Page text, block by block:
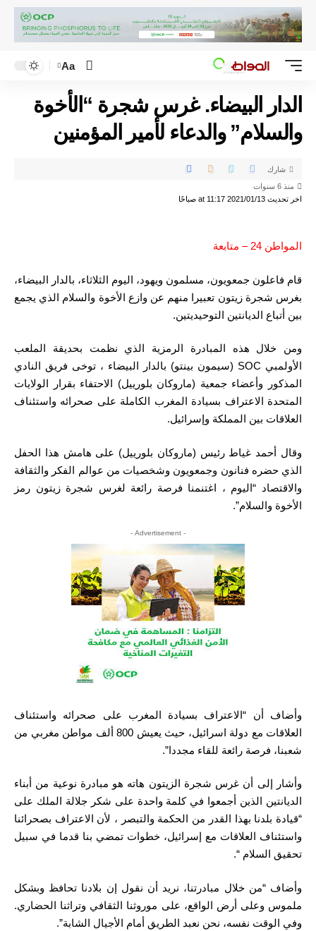
Aa
الدار البيضاء. غرس شجرة “الأخوة
والسلام” والدعاء لأمير المؤمنين
اخر تحديث 2021/01/13 at 11:17 صباحًا
منذ 6 سنوات
شارك
المواطن 24 – متابعة
قام فاعلون جمعويون، مسلمون ويهود، اليوم الثلاثاء، بالدار البيضاء،
بغرس شجرة زيتون تعبيرا منهم عن وازع الأخوة والسلام الذي يجمع
بين أتباع الديانتين التوحيديتين.
ومن خلال هذه المبادرة الرمزية الذي نظمت بحديقة الملعب
الأولمبي SOC (سيمون بينتو) بالدار البيضاء ، توخى فريق النادي
المذكور وأعضاء جمعية (ماروكان بلورييل) الاحتفاء بقرار الولايات
المتحدة الاعتراف بسيادة المغرب الكاملة على صحرائه واستئناف
العلاقات بين المملكة وإسرائيل.
وقال أحمد غياط رئيس (ماروكان بلورييل) على هامش هذا الحفل
الذي حضره فنانون وجمعويون وشخصيات من عوالم الفكر والثقافة
والاقتصاد “اليوم ، اغتنمنا فرصة رائعة لغرس شجرة زيتون رمز
الأخوة والسلام”.
- Advertisement -
وأضاف أن “الاعتراف بسيادة المغرب على صحرائه واستئناف
العلاقات مع دولة اسرائيل، حيث يعيش 800 ألف مواطن مغربي من
شعبنا، فرصة رائعة للقاء مجددا”.
وأشار إلى أن غرس شجرة الزيتون هاته هو مبادرة نوعية من أبناء
الديانتين الذين أجمعوا في كلمة واحدة على شكر جلالة الملك على
“قيادة بلدنا بهذا القدر من الحكمة والتبصر ، لأن الاعتراف بصحرائنا
واستئناف العلاقات مع إسرائيل، خطوات تمضي بنا قدما في سبيل
تحقيق السلام “.
وأضاف “من خلال مبادرتنا، نريد أن نقول إن بلادنا تحافظ وبشكل
ملموس وعلى أرض الواقع، على موروثنا الثقافي وتراثنا الحضاري.
وفي الوقت نفسه، نحن نعبد الطريق أمام الأجيال الشابة”.